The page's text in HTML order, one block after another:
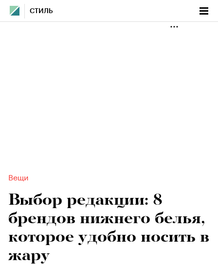
СТИЛЬ
Вещи
Выбор редакции: 8
брендов нижнего белья,
которое удобно носить в
жару